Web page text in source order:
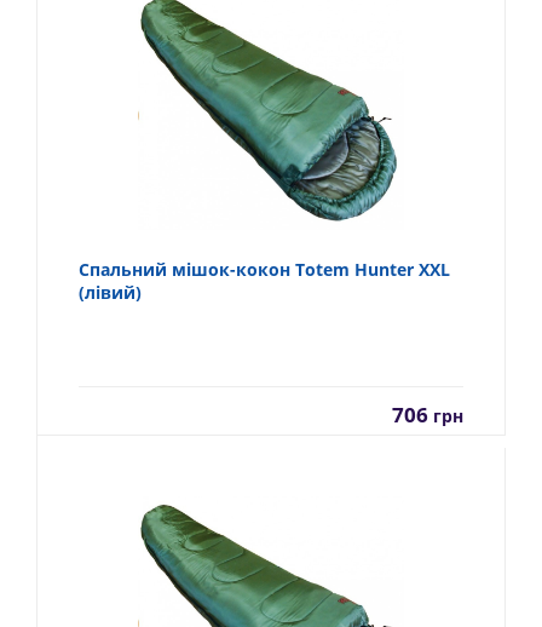
Спальний мішок-кокон Totem Hunter XXL
(лівий)
706 грн